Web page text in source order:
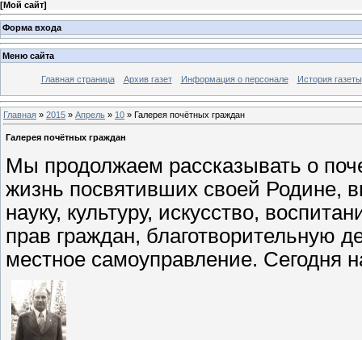
[Мой сайт]
Форма входа
Меню сайта
Главная страница Архив газет Информация о персонале История газеты
Главная » 2015 » Апрель » 10 » Галерея почётных граждан
Галерея почётных граждан
Мы продолжаем рассказывать о
жизнь посвятивших своей Родине,
науку, культуру, искусство,
прав граждан, благотворительную
местное самоуправление. Сегодня